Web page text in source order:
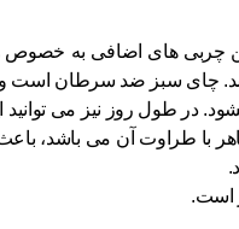
های اضافی به خصوص
چای سبز ضد سرطان است و
طول روز نیز می توانید
طراوت آن می باشد،
است.